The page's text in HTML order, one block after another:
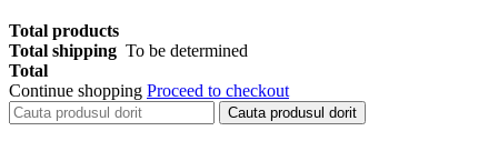
Total products
Total shipping To be determined
Total
Continue shopping Proceed to checkout
Cauta produsul dorit